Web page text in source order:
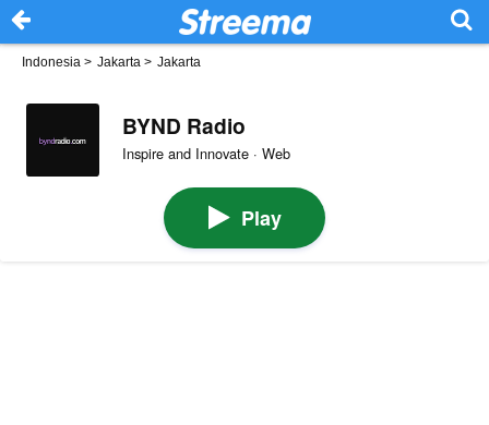
Indonesia > Jakarta > Jakarta
BYND Radio
Inspire and Innovate · Web
Play